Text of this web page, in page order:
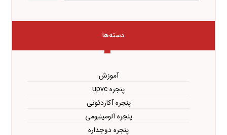
دسته‌ها
آموزش
پنجره upvc
پنجره آکاردئونی
پنجره آلومینیومی
پنجره دوجداره